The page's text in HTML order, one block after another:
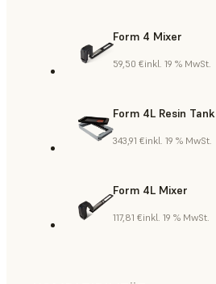
Form 4 Mixer
59,50 €inkl. 19 % MwSt.
Form 4L Resin Tank
343,91 €inkl. 19 % MwSt.
Form 4L Mixer
117,81 €inkl. 19 % MwSt.